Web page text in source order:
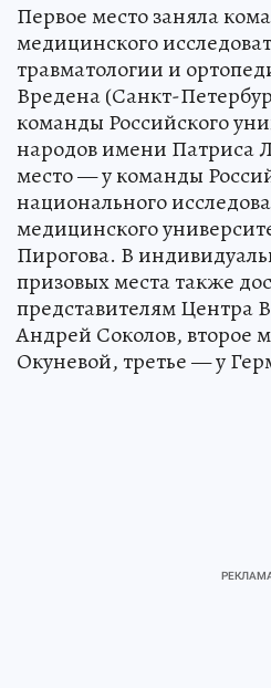
Первое место заняла
медицинского
травматологии и
Вредена (Санкт-
команды Российского
народов имени Патриса
место — у команды
национального
медицинского
Пирогова. В
призовых места также
представителям Центра
Андрей Соколов, второе
Окуневой, третье — у